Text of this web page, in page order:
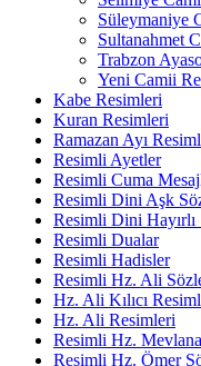
Süleymaniye
Sultanahmet
Trabzon
Yeni Camii
Kabe Resimleri
Kuran Resimleri
Ramazan Ayı
Resimli Ayetler
Resimli Cuma
Resimli Dini Aşk
Resimli Dini Hayırlı
Resimli Dualar
Resimli Hadisler
Resimli Hz. Ali
Hz. Ali Kılıcı
Hz. Ali Resimleri
Resimli Hz.
Resimli Hz. Ömer